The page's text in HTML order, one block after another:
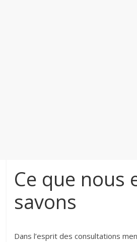
Ce que nous
savons
Dans l’esprit des consultations